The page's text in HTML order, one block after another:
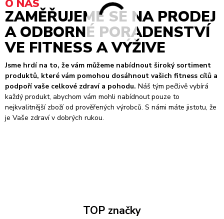
O NÁS
ZAMĚŘUJEME SE NA PRODEJ
A ODBORNÉ PORADENSTVÍ
VE FITNESS A VÝŽIVE
Jsme hrdí na to, že vám můžeme nabídnout široký sortiment
produktů, které vám pomohou dosáhnout vašich fitness cílů a
podpoří vaše celkové zdraví a pohodu. Náš tým pečlivě vybírá
každý produkt, abychom vám mohli nabídnout pouze to
nejkvalitnější zboží od prověřených výrobců. S námi máte jistotu, že
je Vaše zdraví v dobrých rukou.
TOP značky